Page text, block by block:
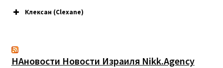
Клексан (Clexane)
НАновости Новости Израиля Nikk.Agency